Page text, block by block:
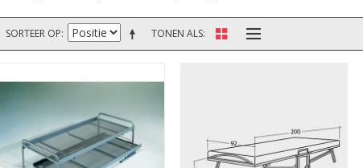
TONEN ALS
SORTEER OP